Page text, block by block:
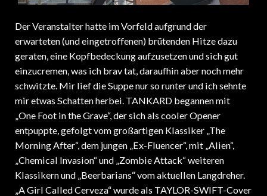
Der Veranstalter hatte im Vorfeld aufgrund der
erwarteten (und eingetroffenen) brütenden Hitze dazu
geraten, eine Kopfbedeckung aufzusetzen und sich gut
einzucremen, was ich brav tat, daraufhin aber noch mehr
schwitzte. Mir lief die Suppe nur so runter und ich sehnte
mir etwas Schatten herbei. TANKARD begannen mit
„One Foot in the Grave“, der sich als cooler Opener
entpuppte, gefolgt vom großartigen Klassiker „The
Morning After“, dem jungen „Ex-Fluencer“, mit „Alien“,
„Chemical Invasion“ und „Zombie Attack“ weiteren
Klassikern und „Beerbarians“ vom aktuellen Langdreher.
„A Girl Called Cerveza“ wurde als TAYLOR-SWIFT-Cover